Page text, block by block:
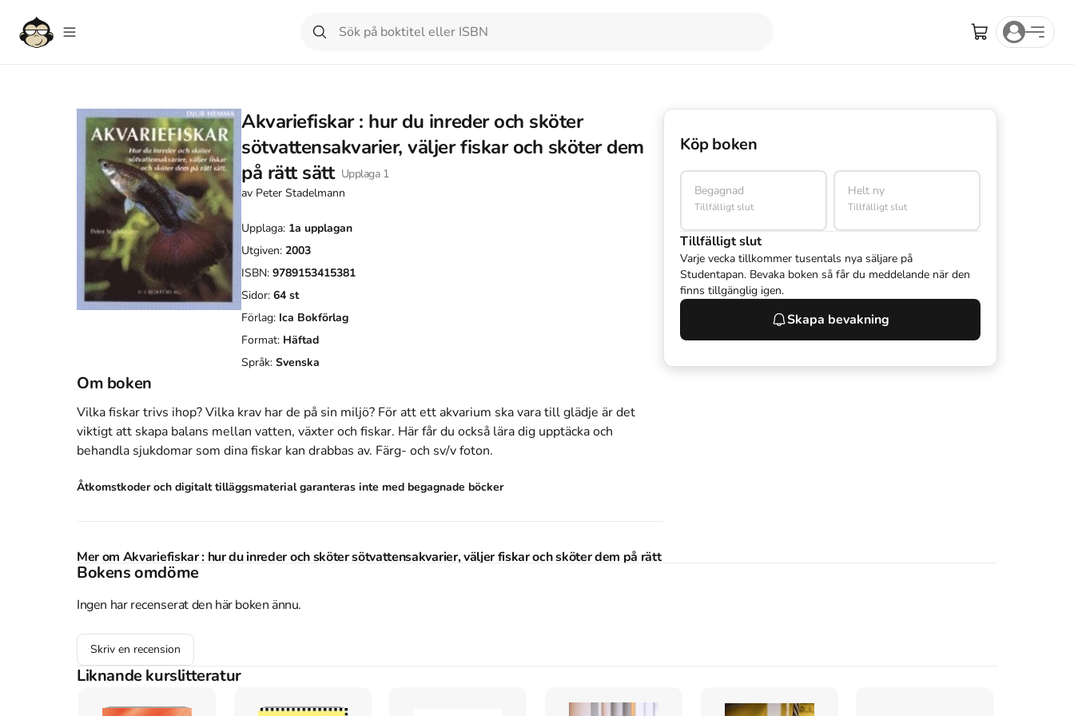
Akvariefiskar : hur du inreder och sköter
sötvattensakvarier, väljer fiskar och sköter dem
på rätt sätt Upplaga 1
av Peter Stadelmann
Upplaga: 1a upplagan
Utgiven: 2003
ISBN: 9789153415381
Sidor: 64 st
Förlag: Ica Bokförlag
Format: Häftad
Språk: Svenska
Om boken
Vilka fiskar trivs ihop? Vilka krav har de på sin miljö? För att ett akvarium ska vara till glädje är det
viktigt att skapa balans mellan vatten, växter och fiskar. Här får du också lära dig upptäcka och
behandla sjukdomar som dina fiskar kan drabbas av. Färg- och sv/v foton.
Åtkomstkoder och digitalt tilläggsmaterial garanteras inte med begagnade böcker
Mer om Akvariefiskar : hur du inreder och sköter sötvattensakvarier, väljer fiskar och sköter dem på rätt
sätt (2003)
I maj 2003 släpptes boken Akvariefiskar : hur du inreder och sköter sötvattensakvarier, väljer fiskar
är skriven på svenska
boken ärIca Bokförlag
Köp bokenAkvariefiskar : hur du inreder och sköter sötvattensakvarier, väljer fiskar och sköter dem på
Köp boken
Begagnad
Tillfälligt slut
Helt ny
Tillfälligt slut
Tillfälligt slut
Varje vecka tillkommer tusentals nya säljare på
Studentapan. Bevaka boken så får du meddelande när den
finns tillgänglig igen.
Skapa bevakning
Bokens omdöme
Ingen har recenserat den här boken ännu.
Skriv en recension
Liknande kurslitteratur